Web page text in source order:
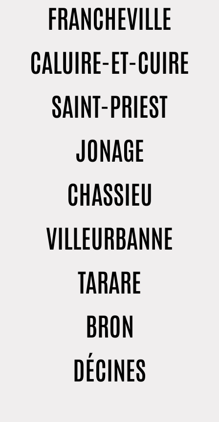
FRANCHEVILLE
CALUIRE-ET-CUIRE
SAINT-PRIEST
JONAGE
CHASSIEU
VILLEURBANNE
TARARE
BRON
DÉCINES